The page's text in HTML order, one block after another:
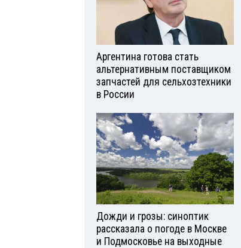
Аргентина готова стать
альтернативным поставщиком
запчастей для сельхозтехники
в России
Дожди и грозы: синоптик
рассказала о погоде в Москве
и Подмосковье на выходные